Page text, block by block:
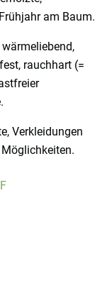
am Baum.
rauchhart (=
Verkleidungen